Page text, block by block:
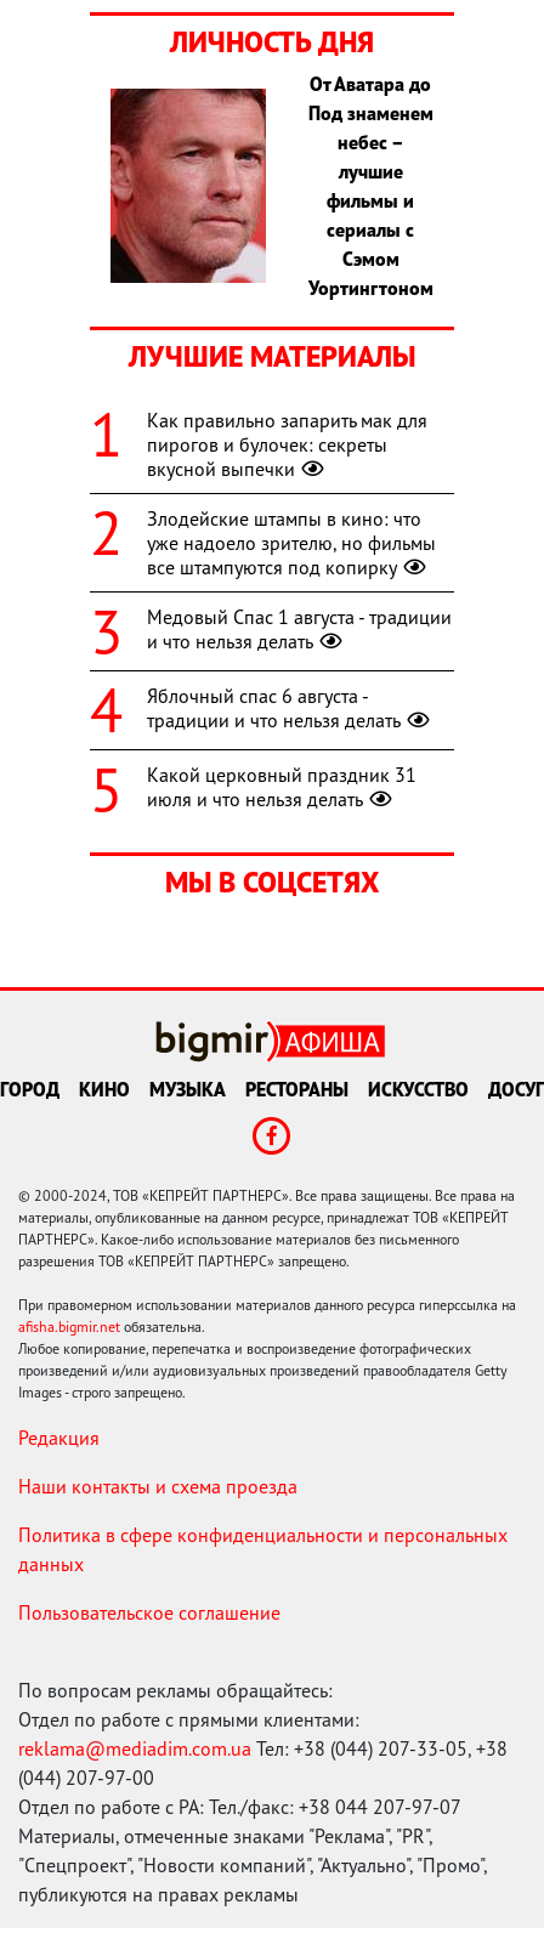
ЛИЧНОСТЬ ДНЯ
От Аватара до
Под знаменем
небес –
лучшие
фильмы и
сериалы с
Сэмом
Уортингтоном
ЛУЧШИЕ МАТЕРИАЛЫ
Как правильно запарить мак для
пирогов и булочек: секреты
вкусной выпечки
Злодейские штампы в кино: что
уже надоело зрителю, но фильмы
все штампуются под копирку
Медовый Спас 1 августа - традиции
и что нельзя делать
Яблочный спас 6 августа -
традиции и что нельзя делать
Какой церковный праздник 31
июля и что нельзя делать
МЫ В СОЦСЕТЯХ
ГОРОД КИНО МУЗЫКА РЕСТОРАНЫ ИСКУССТВО ДОСУГ
© 2000-2024, ТОВ «КЕПРЕЙТ ПАРТНЕРС». Все права защищены. Все права на
материалы, опубликованные на данном ресурсе, принадлежат ТОВ «КЕПРЕЙТ
ПАРТНЕРС». Какое-либо использование материалов без письменного
разрешения ТОВ «КЕПРЕЙТ ПАРТНЕРС» запрещено.
При правомерном использовании материалов данного ресурса гиперссылка на
afisha.bigmir.net обязательна.
Любое копирование, перепечатка и воспроизведение фотографических
произведений и/или аудиовизуальных произведений правообладателя Getty
Images - строго запрещено.
Редакция
Наши контакты и схема проезда
Политика в сфере конфиденциальности и персональных
данных
Пользовательское соглашение
По вопросам рекламы обращайтесь:
Отдел по работе с прямыми клиентами:
reklama@mediadim.com.ua Тел: +38 (044) 207-33-05, +38
(044) 207-97-00
Отдел по работе с РА: Тел./факс: +38 044 207-97-07
Материалы, отмеченные знаками "Реклама", "PR",
"Спецпроект", "Новости компаний", "Актуально", "Промо",
публикуются на правах рекламы